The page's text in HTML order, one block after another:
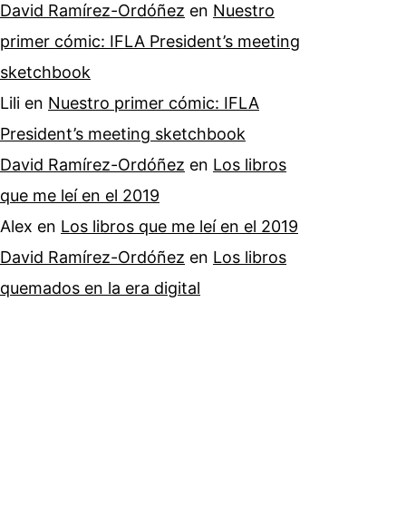
David Ramírez-Ordóñez en Nuestro
primer cómic: IFLA President’s meeting
sketchbook
Lili en Nuestro primer cómic: IFLA
President’s meeting sketchbook
David Ramírez-Ordóñez en Los libros
que me leí en el 2019
Alex en Los libros que me leí en el 2019
David Ramírez-Ordóñez en Los libros
quemados en la era digital